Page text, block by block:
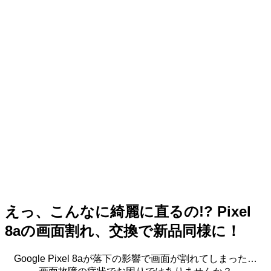
えっ、こんなに綺麗に直るの!? Pixel
8aの画面割れ、交換で新品同様に！
Google Pixel 8aが落下の影響で画面が割れてしまった…